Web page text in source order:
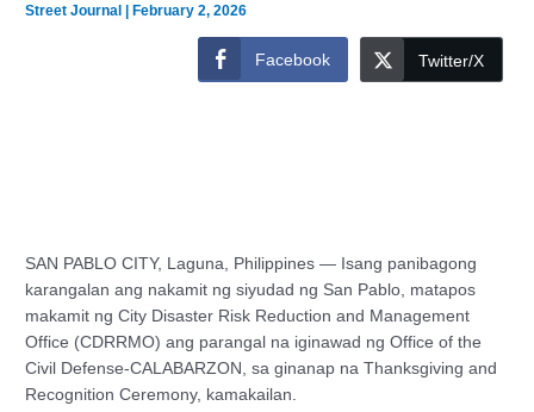
Street Journal |February 2, 2026
Facebook Twitter/X
SAN PABLO CITY, Laguna, Philippines — Isang panibagong
karangalan ang nakamit ng siyudad ng San Pablo, matapos
makamit ng City Disaster Risk Reduction and Management
Office (CDRRMO) ang parangal na iginawad ng Office of the
Civil Defense-CALABARZON, sa ginanap na Thanksgiving and
Recognition Ceremony, kamakailan.